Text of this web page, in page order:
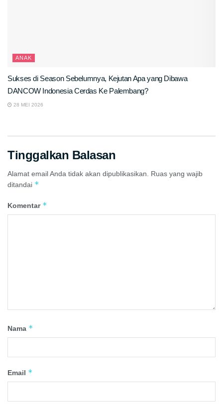
ANAK
Sukses di Season Sebelumnya, Kejutan Apa yang Dibawa
DANCOW Indonesia Cerdas Ke Palembang?
28 MEI 2026
Tinggalkan Balasan
Alamat email Anda tidak akan dipublikasikan.
Ruas yang wajib
ditandai *
Komentar *
Nama *
Email *